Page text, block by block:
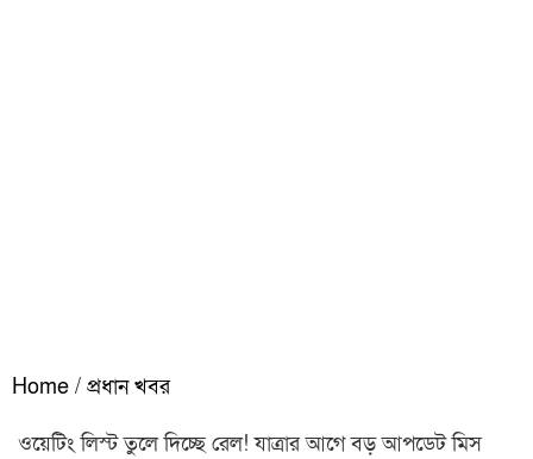
Home / প্রধান খবর
ওয়েটিং লিস্ট তুলে দিচ্ছে রেল! যাত্রার আগে বড় আপডেট মিস